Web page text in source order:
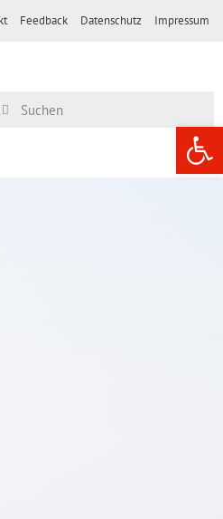
Feedback Datenschutz Impressum